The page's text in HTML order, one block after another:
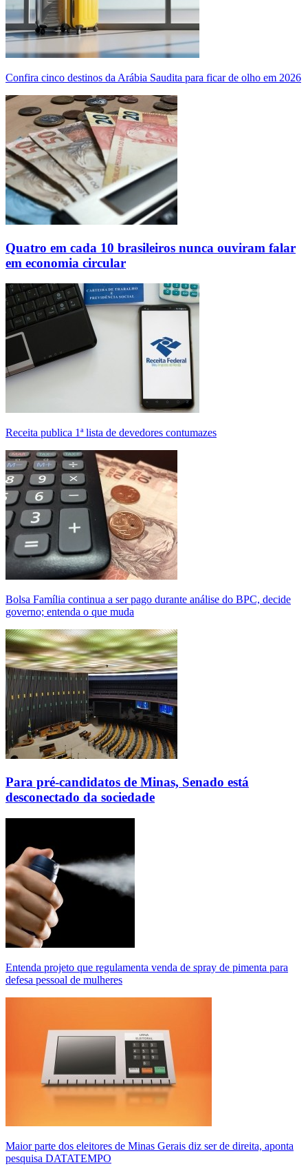
Confira cinco destinos da Arábia Saudita para ficar de olho em 2026
Quatro em cada 10 brasileiros nunca ouviram falar
em economia circular
Receita publica 1ª lista de devedores contumazes
Bolsa Família continua a ser pago durante análise do BPC, decide
governo; entenda o que muda
Para pré-candidatos de Minas, Senado está
desconectado da sociedade
Entenda projeto que regulamenta venda de spray de pimenta para
defesa pessoal de mulheres
Maior parte dos eleitores de Minas Gerais diz ser de direita, aponta
pesquisa DATATEMPO